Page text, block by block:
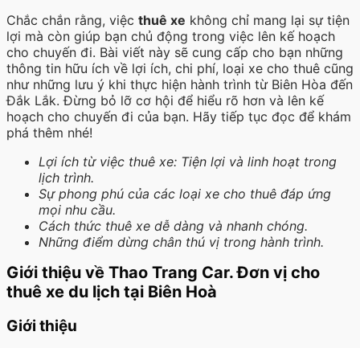
Chắc chắn rằng, việc thuê xe không chỉ mang lại sự tiện
lợi mà còn giúp bạn chủ động trong việc lên kế hoạch
cho chuyến đi. Bài viết này sẽ cung cấp cho bạn những
thông tin hữu ích về lợi ích, chi phí, loại xe cho thuê cũng
như những lưu ý khi thực hiện hành trình từ Biên Hòa đến
Đắk Lắk. Đừng bỏ lỡ cơ hội để hiểu rõ hơn và lên kế
hoạch cho chuyến đi của bạn. Hãy tiếp tục đọc để khám
phá thêm nhé!
Lợi ích từ việc thuê xe: Tiện lợi và linh hoạt trong
lịch trình.
Sự phong phú của các loại xe cho thuê đáp ứng
mọi nhu cầu.
Cách thức thuê xe dễ dàng và nhanh chóng.
Những điểm dừng chân thú vị trong hành trình.
Giới thiệu về Thao Trang Car. Đơn vị cho
thuê xe du lịch tại Biên Hoà
Giới thiệu